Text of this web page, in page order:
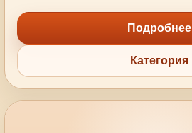
Подробнее
Категория